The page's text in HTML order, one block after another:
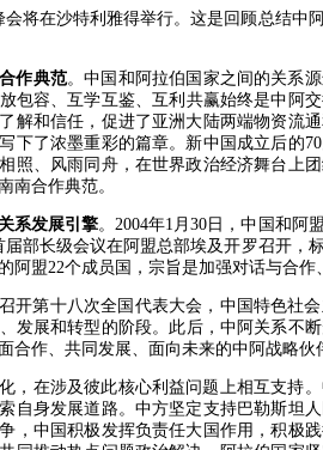
会将在沙特利雅得举行。这是回顾总结中
作典范。中国和阿拉伯国家之间的关系
包容、互学互鉴、互利共赢始终是中阿
解和信任，促进了亚洲大陆两端物资流
下了浓墨重彩的篇章。新中国成立后的
照、风雨同舟，在世界政治经济舞台上
南合作典范。
系发展引擎。2004年1月30日，中国和
届部长级会议在阿盟总部埃及开罗召开，
阿盟22个成员国，宗旨是加强对话与合作
开第十八次全国代表大会，中国特色社
发展和转型的阶段。此后，中阿关系不
合作、共同发展、面向未来的中阿战略伙
，在涉及彼此核心利益问题上相互支持
自身发展道路。中方坚定支持巴勒斯坦
，中国积极发挥负责任大国作用，积极